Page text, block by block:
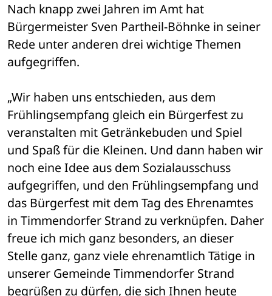
Nach knapp zwei Jahren im Amt hat
Bürgermeister Sven Partheil-Böhnke in seiner
Rede unter anderen drei wichtige Themen
aufgegriffen.
„Wir haben uns entschieden, aus dem
Frühlingsempfang gleich ein Bürgerfest zu
veranstalten mit Getränkebuden und Spiel
und Spaß für die Kleinen. Und dann haben wir
noch eine Idee aus dem Sozialausschuss
aufgegriffen, und den Frühlingsempfang und
das Bürgerfest mit dem Tag des Ehrenamtes
in Timmendorfer Strand zu verknüpfen. Daher
freue ich mich ganz besonders, an dieser
Stelle ganz, ganz viele ehrenamtlich Tätige in
unserer Gemeinde Timmendorfer Strand
begrüßen zu dürfen, die sich Ihnen heute